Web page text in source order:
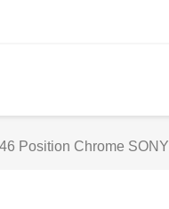
Position Chrome SONY